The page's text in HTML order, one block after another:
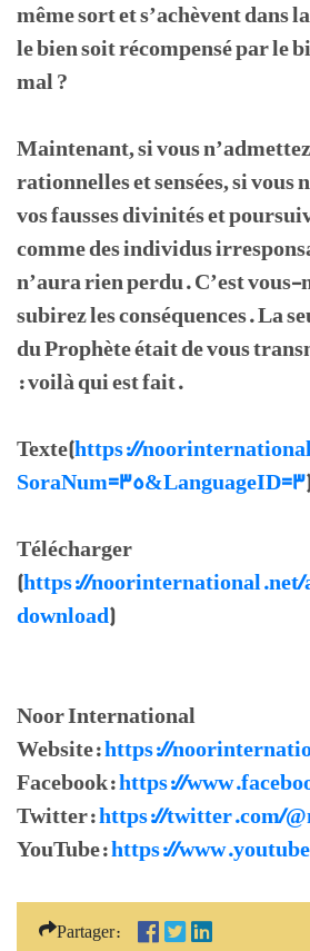
même sort et s’achèvent dans
le bien soit récompensé par le
mal ?
Maintenant, si vous
rationnelles et sensées, si vous
vos fausses divinités et
comme des individus
n’aura rien perdu. C’est vous-
subirez les conséquences. La
du Prophète était de vous
: voilà qui est fait.
Texte(https://
SoraNum=35&LanguageID=3
Télécharger
(https://
download)
Noor International
Website:https://
Facebook:https://
Twitter:https://twitter.com/
YouTube:https://
Partager: